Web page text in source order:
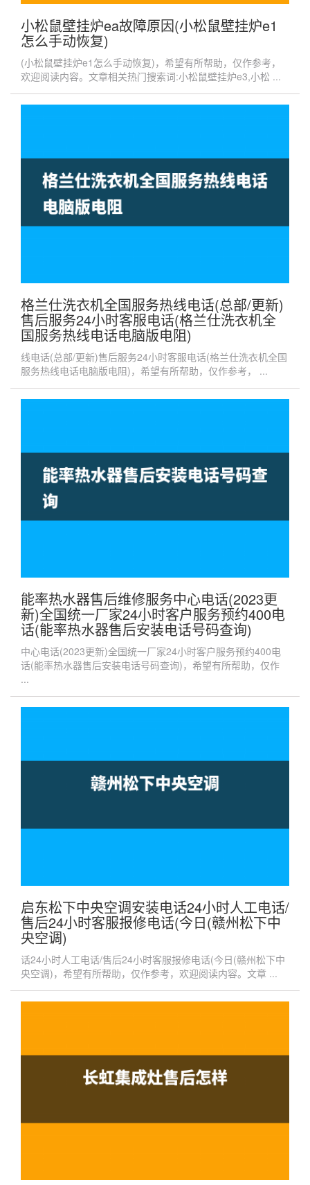
小松鼠壁挂炉ea故障原因(小松鼠壁挂炉e1
怎么手动恢复)
(小松鼠壁挂炉e1怎么手动恢复)，希望有所帮助，仅作参考，
欢迎阅读内容。文章相关热门搜索词:小松鼠壁挂炉e3,小松 ...
格兰仕洗衣机全国服务热线电话(总部/更新)
售后服务24小时客服电话(格兰仕洗衣机全
国服务热线电话电脑版电阻)
线电话(总部/更新)售后服务24小时客服电话(格兰仕洗衣机全国
服务热线电话电脑版电阻)，希望有所帮助，仅作参考， ...
能率热水器售后维修服务中心电话(2023更
新)全国统一厂家24小时客户服务预约400电
话(能率热水器售后安装电话号码查询)
中心电话(2023更新)全国统一厂家24小时客户服务预约400电
话(能率热水器售后安装电话号码查询)，希望有所帮助，仅作
...
启东松下中央空调安装电话24小时人工电话/
售后24小时客服报修电话(今日(赣州松下中
央空调)
话24小时人工电话/售后24小时客服报修电话(今日(赣州松下中
央空调)，希望有所帮助，仅作参考，欢迎阅读内容。文章 ...